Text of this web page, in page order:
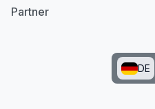
Partner
DE